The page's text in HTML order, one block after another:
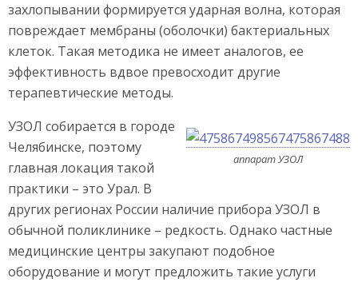
захлопывании формируется ударная волна, которая
повреждает мембраны (оболочки) бактериальных
клеток. Такая методика не имеет аналогов, ее
эффективность вдвое превосходит другие
терапевтические методы.
аппарат УЗОЛ
УЗОЛ собирается в городе
Челябинске, поэтому
главная локация такой
практики – это Урал. В
других регионах России наличие прибора УЗОЛ в
обычной поликлинике – редкость. Однако частные
медицинские центры закупают подобное
оборудование и могут предложить такие услуги